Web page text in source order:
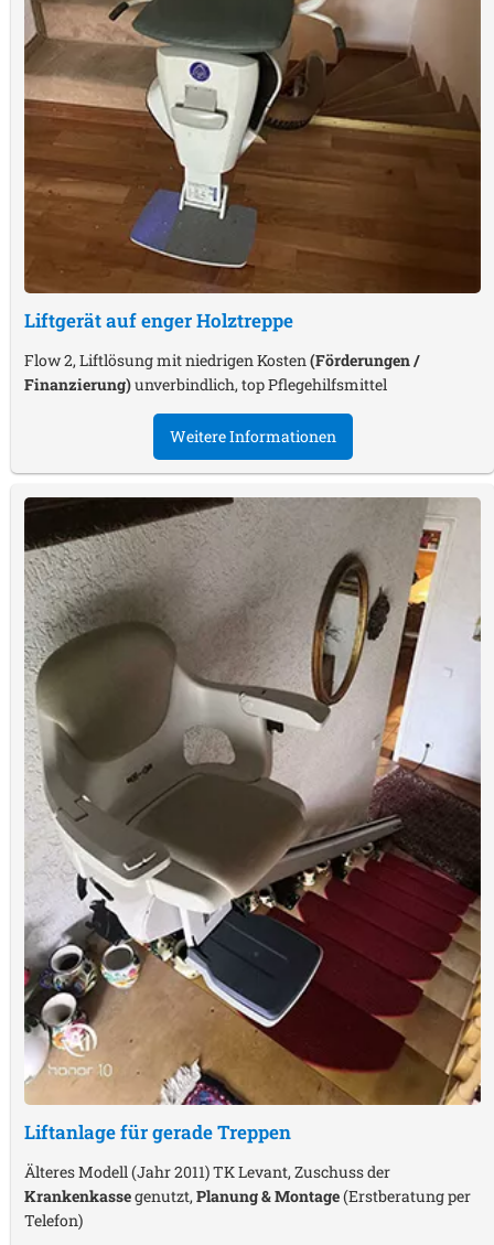
Liftgerät auf enger Holztreppe
Flow 2, Liftlösung mit niedrigen Kosten (Förderungen /
Finanzierung)unverbindlich, top Pflegehilfsmittel
Weitere Informationen
Liftanlage für gerade Treppen
Älteres Modell (Jahr 2011) TK Levant, Zuschuss der
Krankenkassegenutzt,Planung & Montage(Erstberatung per
Telefon)